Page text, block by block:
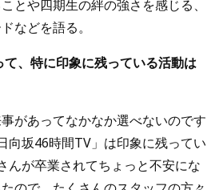
とや四期生の絆の強さを感じる、
などを語る。
、特に印象に残っている活動は
があってなかなか選べないのです
向坂46時間TV」は印象に残ってい
んが卒業されてちょっと不安にな